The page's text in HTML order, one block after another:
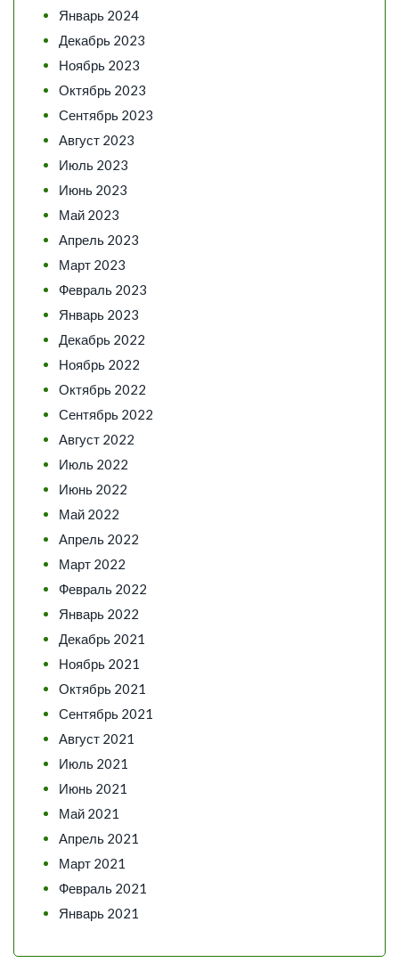
Январь 2024
Декабрь 2023
Ноябрь 2023
Октябрь 2023
Сентябрь 2023
Август 2023
Июль 2023
Июнь 2023
Май 2023
Апрель 2023
Март 2023
Февраль 2023
Январь 2023
Декабрь 2022
Ноябрь 2022
Октябрь 2022
Сентябрь 2022
Август 2022
Июль 2022
Июнь 2022
Май 2022
Апрель 2022
Март 2022
Февраль 2022
Январь 2022
Декабрь 2021
Ноябрь 2021
Октябрь 2021
Сентябрь 2021
Август 2021
Июль 2021
Июнь 2021
Май 2021
Апрель 2021
Март 2021
Февраль 2021
Январь 2021